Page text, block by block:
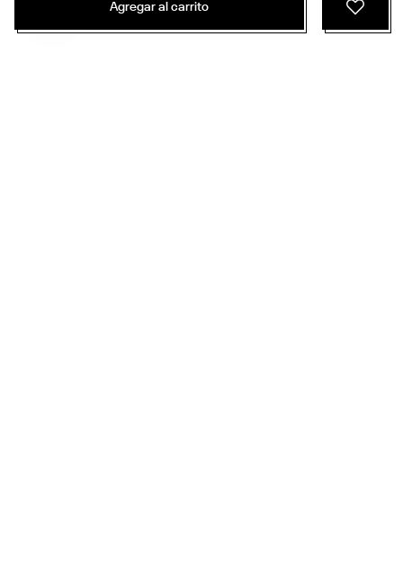
2 Colores
074
Agregar al carrito